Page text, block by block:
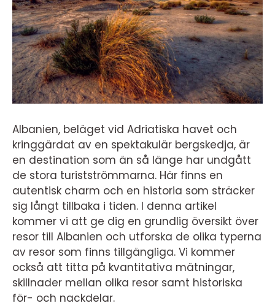
Albanien, beläget vid Adriatiska havet och
kringgärdat av en spektakulär bergskedja, är
en destination som än så länge har undgått
de stora turistströmmarna. Här finns en
autentisk charm och en historia som sträcker
sig långt tillbaka i tiden. I denna artikel
kommer vi att ge dig en grundlig översikt över
resor till Albanien och utforska de olika typerna
av resor som finns tillgängliga. Vi kommer
också att titta på kvantitativa mätningar,
skillnader mellan olika resor samt historiska
för- och nackdelar.